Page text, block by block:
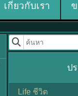
เกี่ยวกับเรา
ป
Life ชีวิต